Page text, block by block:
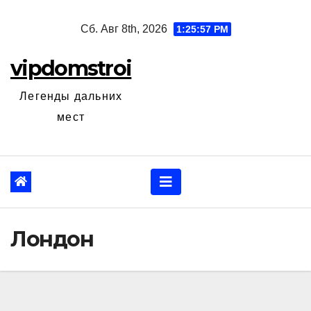
Сб. Авг 8th, 2026 1:25:58 PM
vipdomstroi
Легенды дальних
мест
Лондон